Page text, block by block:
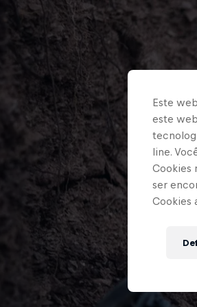
Este
este
line.
Cookies
ser
Cookies